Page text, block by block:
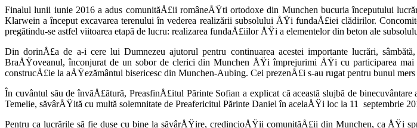
Finalul lunii iunie 2016 a adus comunită­Å£ii româneÅŸti ortodoxe din Munchen bucuria începutului
Klarwein a început excavarea terenului în vederea realizării sub­solului ÅŸi fundaÅ£iei clădirilor.
pregătindu-se astfel viitoarea etapă de lucru: realizarea fundaÅ£iilor ÅŸi a elementelor din be­ton ale
Din dorinÅ£a de a-i cere lui Dumnezeu ajutorul pentru continuarea acestei impor­tante lucrări,
BraÅŸoveanul, înconjurat de un sobor de clerici din Munchen ÅŸi împrejurimi ÅŸi cu participarea
construcÅ£ie la aÅŸezământul bisericesc din Munchen-Aubing. Cei pre­zenÅ£i s-au rugat pentru bunul
În cuvântul său de învă­Å£ătură, PreasfinÅ£itul Părinte Sofian a explicat că această slujbă de
Temelie, săvârÅŸită cu multă solemnitate de Preafericitul Părinte Daniel în acelaÅŸi loc la 11 septembrie
Pentru ca lucrările să fie duse cu bine la săvârÅŸire, credincioÅŸii comunităÅ£ii din Munchen, ca ÅŸi